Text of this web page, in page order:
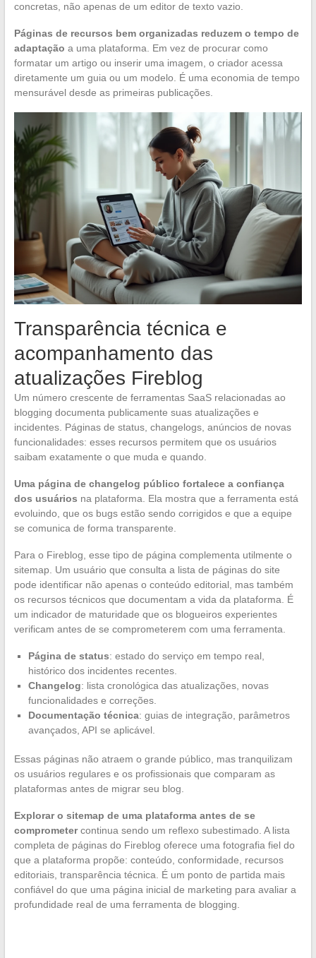
concretas, não apenas de um editor de texto vazio.
Páginas de recursos bem organizadas reduzem o tempo de
adaptação a uma plataforma. Em vez de procurar como
formatar um artigo ou inserir uma imagem, o criador acessa
diretamente um guia ou um modelo. É uma economia de tempo
mensurável desde as primeiras publicações.
Transparência técnica e
acompanhamento das
atualizações Fireblog
Um número crescente de ferramentas SaaS relacionadas ao
blogging documenta publicamente suas atualizações e
incidentes. Páginas de status, changelogs, anúncios de novas
funcionalidades: esses recursos permitem que os usuários
saibam exatamente o que muda e quando.
Uma página de changelog público fortalece a confiança
dos usuários na plataforma. Ela mostra que a ferramenta está
evoluindo, que os bugs estão sendo corrigidos e que a equipe
se comunica de forma transparente.
Para o Fireblog, esse tipo de página complementa utilmente o
sitemap. Um usuário que consulta a lista de páginas do site
pode identificar não apenas o conteúdo editorial, mas também
os recursos técnicos que documentam a vida da plataforma. É
um indicador de maturidade que os blogueiros experientes
verificam antes de se comprometerem com uma ferramenta.
Página de status: estado do serviço em tempo real,
histórico dos incidentes recentes.
Changelog: lista cronológica das atualizações, novas
funcionalidades e correções.
Documentação técnica: guias de integração, parâmetros
avançados, API se aplicável.
Essas páginas não atraem o grande público, mas tranquilizam
os usuários regulares e os profissionais que comparam as
plataformas antes de migrar seu blog.
Explorar o sitemap de uma plataforma antes de se
comprometercontinua sendo um reflexo subestimado. A lista
completa de páginas do Fireblog oferece uma fotografia fiel do
que a plataforma propõe: conteúdo, conformidade, recursos
editoriais, transparência técnica. É um ponto de partida mais
confiável do que uma página inicial de marketing para avaliar a
profundidade real de uma ferramenta de blogging.